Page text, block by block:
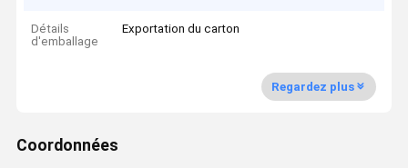
Détails
d'emballage
Exportation du carton
Regardez plus
Coordonnées